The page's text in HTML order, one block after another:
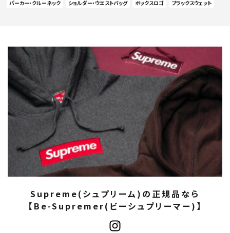
パーカー・クルーネック
ショルダー・ウエストバッグ ボックスロゴ ブラックスウェット
Supreme(シュプリーム)の正規品なら
【Be-Supremer(ビーシュプリーマー)】